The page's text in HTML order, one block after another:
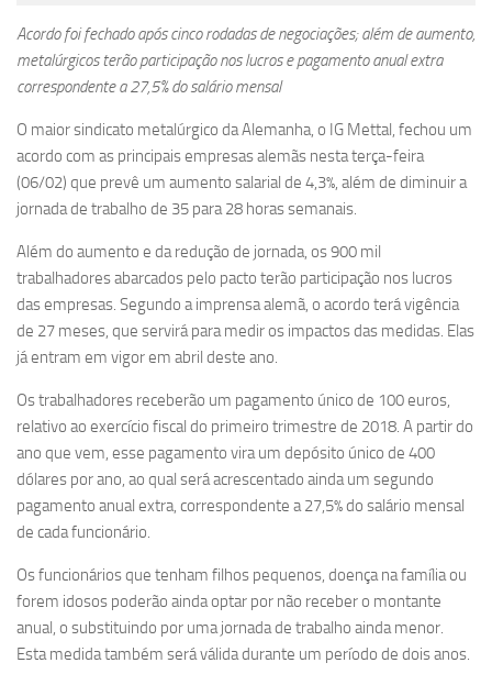
Acordo foi fechado após cinco rodadas de negociações; além de aumento,
metalúrgicos terão participação nos lucros e pagamento anual extra
correspondente a 27,5% do salário mensal
O maior sindicato metalúrgico da Alemanha, o IG Mettal, fechou um
acordo com as principais empresas alemãs nesta terça-feira
(06/02) que prevê um aumento salarial de 4,3%, além de diminuir a
jornada de trabalho de 35 para 28 horas semanais.
Além do aumento e da redução de jornada, os 900 mil
trabalhadores abarcados pelo pacto terão participação nos lucros
das empresas. Segundo a imprensa alemã, o acordo terá vigência
de 27 meses, que servirá para medir os impactos das medidas. Elas
já entram em vigor em abril deste ano.
Os trabalhadores receberão um pagamento único de 100 euros,
relativo ao exercício fiscal do primeiro trimestre de 2018. A partir do
ano que vem, esse pagamento vira um depósito único de 400
dólares por ano, ao qual será acrescentado ainda um segundo
pagamento anual extra, correspondente a 27,5% do salário mensal
de cada funcionário.
Os funcionários que tenham filhos pequenos, doença na família ou
forem idosos poderão ainda optar por não receber o montante
anual, o substituindo por uma jornada de trabalho ainda menor.
Esta medida também será válida durante um período de dois anos.